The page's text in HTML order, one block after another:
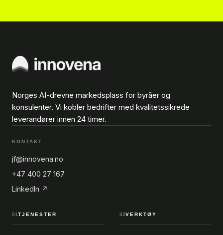
Norges AI-drevne markedsplass for byråer og
konsulenter. Vi kobler bedrifter med kvalitetssikrede
leverandører innen 24 timer.
KONTAKT
jf@innovena.no
+47 400 27 167
LinkedIn ↗
01TJENESTER 02VERKTØY